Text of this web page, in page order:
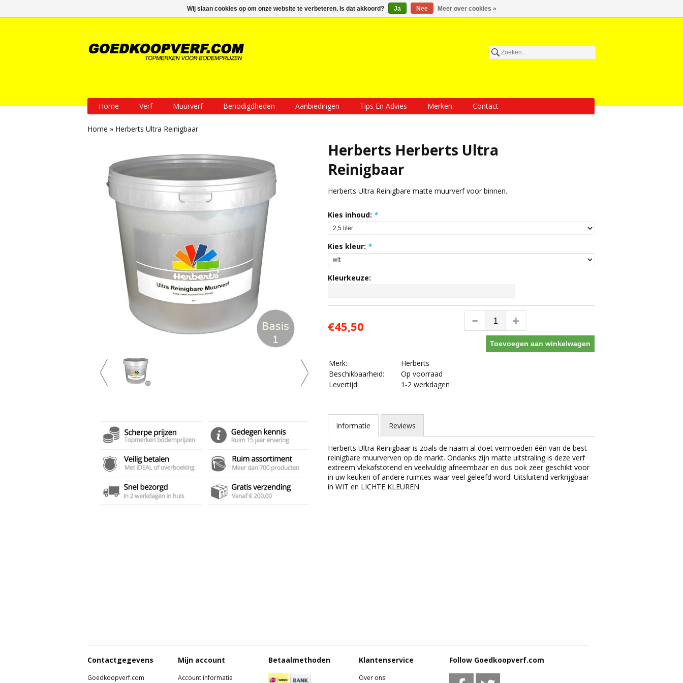
Inloggen Een account aanmaken Mijn winkelwagen €0,00
Home Verf Muurverf Benodigdheden Aanbiedingen Tips En Advies Merken Contact
Home » Herberts Ultra Reinigbaar
Herberts Herberts Ultra
Reinigbaar
Herberts Ultra Reinigbare matte muurverf voor binnen.
Kies inhoud: *
Kies kleur: *
Kleurkeuze:
€45,50
Toevoegen aan winkelwagen
Merk:
Herberts
Beschikbaarheid:
Op voorraad
Levertijd:
1-2 werkdagen
Informatie Reviews
Herberts Ultra Reinigbaar is zoals de naam al doet vermoeden één van de best
reinigbare muurverven op de markt. Ondanks zijn matte uitstraling is deze verf
extreem vlekafstotend en veelvuldig afneembaar en dus ook zeer geschikt voor
in uw keuken of andere ruimtes waar veel geleefd word. Uitsluitend verkrijgbaar
in WIT en LICHTE KLEUREN
Contactgegevens
Goedkoopverf.com
Mijn account
Account informatie
Betaalmethoden Klantenservice
Over ons
Follow Goedkoopverf.com
Wij slaan cookies op om onze website te verbeteren. Is dat akkoord? Ja Nee Meer over cookies »